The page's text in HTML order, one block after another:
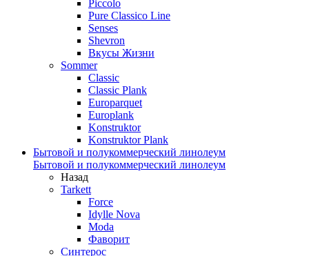
Piccolo
Pure Classico Line
Senses
Shevron
Вкусы Жизни
Sommer
Classic
Classic Plank
Europarquet
Europlank
Konstruktor
Konstruktor Plank
Бытовой и полукоммерческий линолеум
Бытовой и полукоммерческий линолеум
Назад
Tarkett
Force
Idylle Nova
Moda
Фаворит
Синтерос